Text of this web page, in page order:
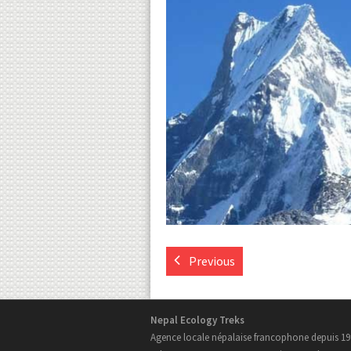
Previous
Nepal Ecology Treks
Agence locale népalaise francophone depuis